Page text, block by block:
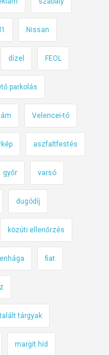
Nissan
dízel FEOL
parkolás
Velencei-tó
aszfaltfestés
győr varsó
dugódíj
közúti ellenőrzés
fiat
talált tárgyak
margit híd